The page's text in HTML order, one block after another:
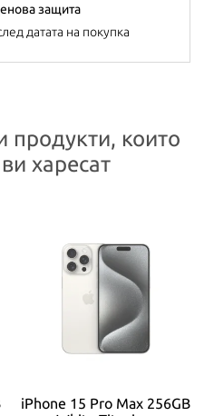
защита
датата на покупка
продукти, които
харесат
iPhone 15 Pro Max 256GB